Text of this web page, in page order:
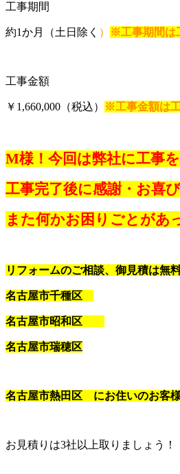
工事期間
約1か月（土日除く ） ※工事期間は
工事金額
￥1,660,000（税込） ※工事金額は
M様！今回は弊社に工事
工事完了後に感謝・お喜
また何かお困りごとがあ
リフォームのご相談、御見積は無
名古屋市千種区
名古屋市昭和区
名古屋市瑞穂区
名古屋市熱田区 にお住いのお客様
お見積りは3社以上取りましょう！